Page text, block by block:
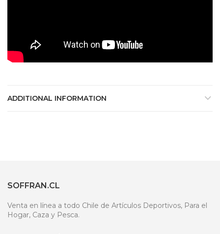
ADDITIONAL INFORMATION
SOFFRAN.CL
Venta en línea a todo Chile de Artículos Deportivos, Para el
Hogar, Caza y Pesca.